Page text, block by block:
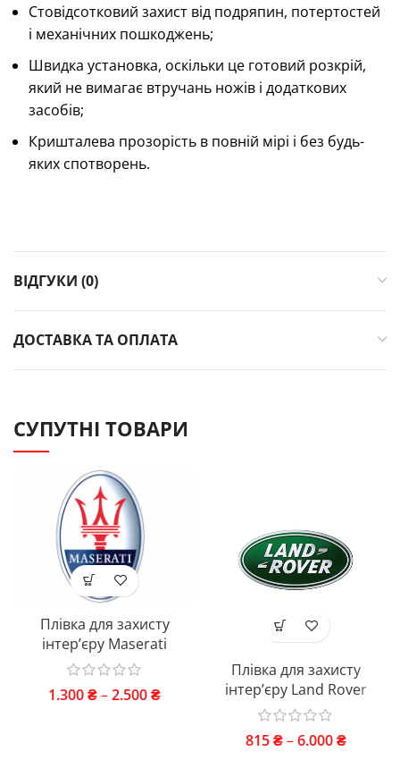
Стовідсотковий захист від подряпин, потертостей
і механічних пошкоджень;
Швидка установка, оскільки це готовий розкрій,
який не вимагає втручань ножів і додаткових
засобів;
Кришталева прозорість в повній мірі і без будь-
яких спотворень.
ВІДГУКИ (0)
ДОСТАВКА ТА ОПЛАТА
СУПУТНІ ТОВАРИ
Плівка для захисту
інтер’єру Maserati
1.300₴–2.500₴
Плівка для захисту
інтер’єру Land Rover
815₴ – 6.000₴